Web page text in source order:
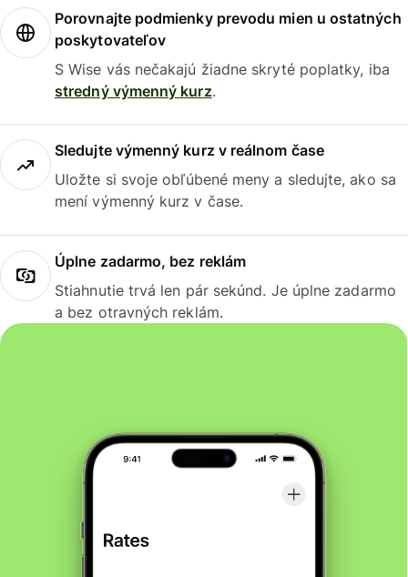
Porovnajte podmienky prevodu mien u ostatných
poskytovateľov
S Wise vás nečakajú žiadne skryté poplatky, iba
stredný výmenný kurz.
Sledujte výmenný kurz v reálnom čase
Uložte si svoje obľúbené meny a sledujte, ako sa
mení výmenný kurz v čase.
Úplne zadarmo, bez reklám
Stiahnutie trvá len pár sekúnd. Je úplne zadarmo
a bez otravných reklám.